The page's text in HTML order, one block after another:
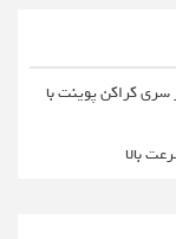
6 هسته‌ای از سری کراکن پوینت با